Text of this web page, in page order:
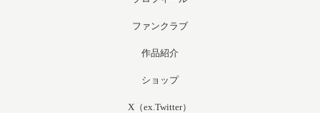
ファンクラブ
作品紹介
ショップ
X（ex.Twitter）